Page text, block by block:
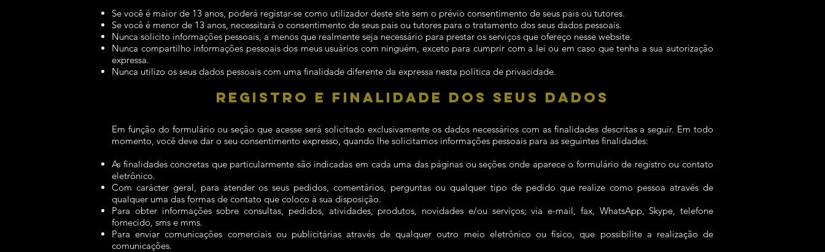
Se você é maior de 13 anos, poderá registar-se como utilizador deste site sem o prévio consentimento de seus pais ou tutores.
Se você é menor de 13 anos, necessitará o consentimento de seus pais ou tutores para o tratamento dos seus dados pessoais.
Nunca solicito informações pessoais, a menos que realmente seja necessário para prestar os serviços que ofereço nesse website.
Nunca compartilho informações pessoais dos meus usuários com ninguém, exceto para cumprir com a lei ou em caso que tenha a sua autorização
expressa.
Nunca utilizo os seus dados pessoais com uma finalidade diferente da expressa nesta política de privacidade.
REGISTRO E FINALIDADE DOS SEUS DADOS
Em função do formulário ou seção que acesse será solicitado exclusivamente os dados necessários com as finalidades descritas a seguir. Em todo
momento, você deve dar o seu consentimento expresso, quando lhe solicitamos informações pessoais para as seguintes finalidades:
As finalidades concretas que particularmente são indicadas em cada uma das páginas ou seções onde aparece o formulário de registro ou contato
eletrônico.
Com carácter geral, para atender os seus pedidos, comentários, perguntas ou qualquer tipo de pedido que realize como pessoa através de
qualquer uma das formas de contato que coloco à sua disposição.
Para obter informações sobre consultas, pedidos, atividades, produtos, novidades e/ou serviços; via e-mail, fax, WhatsApp, Skype, telefone
fornecido, sms e mms.
Para enviar comunicações comerciais ou publicitárias através de qualquer outro meio eletrônico ou físico, que possibilite a realização de
comunicações.